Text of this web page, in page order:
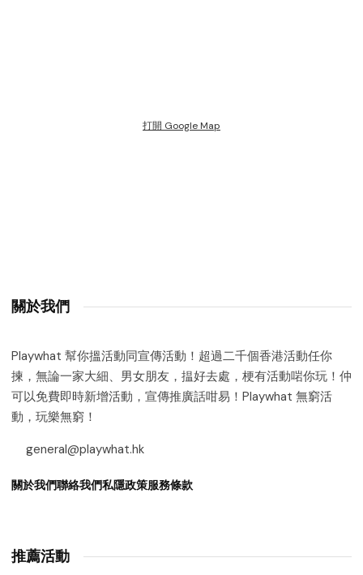
打開 Google Map
關於我們
Playwhat 幫你搵活動同宣傳活動！超過二千個香港活動任你
揀，無論一家大細、男女朋友，揾好去處，梗有活動啱你玩！仲
可以免費即時新增活動，宣傳推廣話咁易！Playwhat 無窮活
動，玩樂無窮！
general@playwhat.hk
關於我們聯絡我們私隱政策服務條款
推薦活動